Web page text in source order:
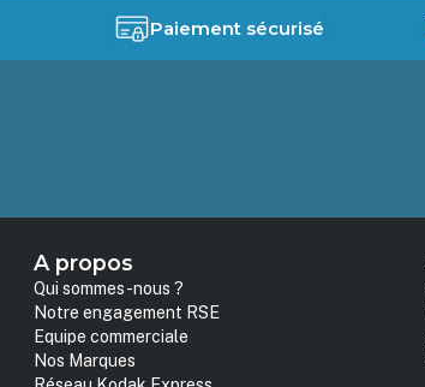
Paiement sécurisé
A propos
Qui sommes-nous ?
Notre engagement RSE
Equipe commerciale
Nos Marques